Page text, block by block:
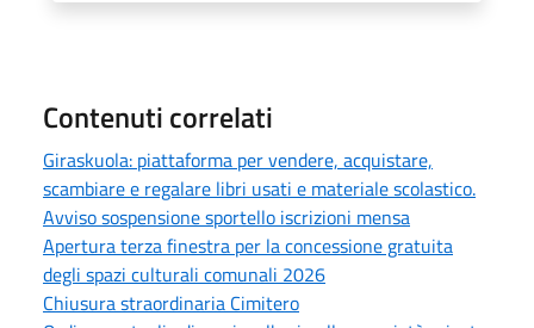
Contenuti correlati
Giraskuola: piattaforma per vendere, acquistare,
scambiare e regalare libri usati e materiale scolastico.
Avviso sospensione sportello iscrizioni mensa
Apertura terza finestra per la concessione gratuita
degli spazi culturali comunali 2026
Chiusura straordinaria Cimitero